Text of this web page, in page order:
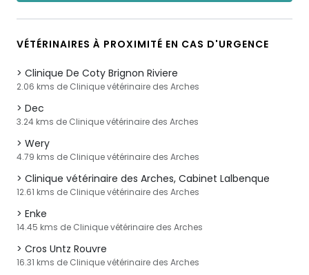
VÉTÉRINAIRES À PROXIMITÉ EN CAS D'URGENCE
Clinique De Coty Brignon Riviere
2.06 kms de Clinique vétérinaire des Arches
Dec
3.24 kms de Clinique vétérinaire des Arches
Wery
4.79 kms de Clinique vétérinaire des Arches
Clinique vétérinaire des Arches, Cabinet Lalbenque
12.61 kms de Clinique vétérinaire des Arches
Enke
14.45 kms de Clinique vétérinaire des Arches
Cros Untz Rouvre
16.31 kms de Clinique vétérinaire des Arches